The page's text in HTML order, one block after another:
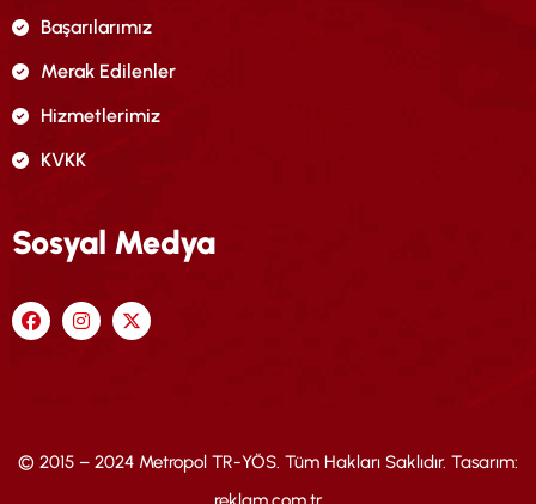
Başarılarımız
Merak Edilenler
Hizmetlerimiz
KVKK
Sosyal Medya
© 2015 – 2024 Metropol TR-YÖS. Tüm Hakları Saklıdır. Tasarım: